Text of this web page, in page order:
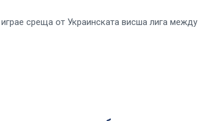
среща от Украинската висша лига между